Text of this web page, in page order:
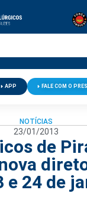
APP FALE COM O
NOTÍCIAS
23/01/2013
de
e 24 de